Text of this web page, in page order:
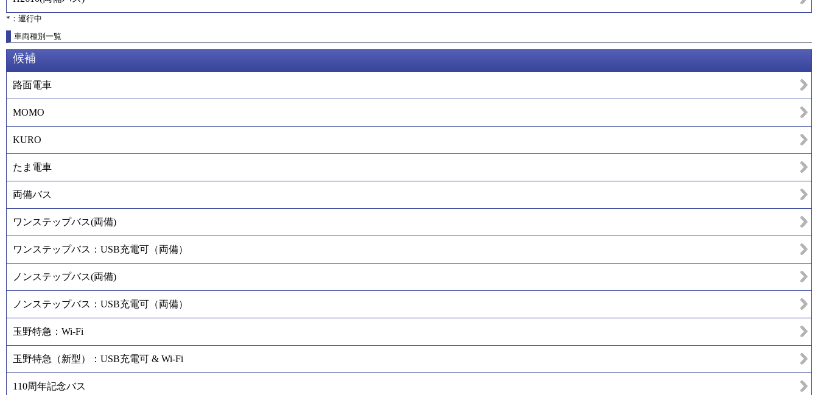
*：運行中
車両種別一覧
候補
路面電車
MOMO
KURO
たま電車
両備バス
ワンステップバス(両備)
ワンステップバス：USB充電可（両備）
ノンステップバス(両備)
ノンステップバス：USB充電可（両備）
玉野特急：Wi-Fi
玉野特急（新型）：USB充電可 & Wi-Fi
110周年記念バス